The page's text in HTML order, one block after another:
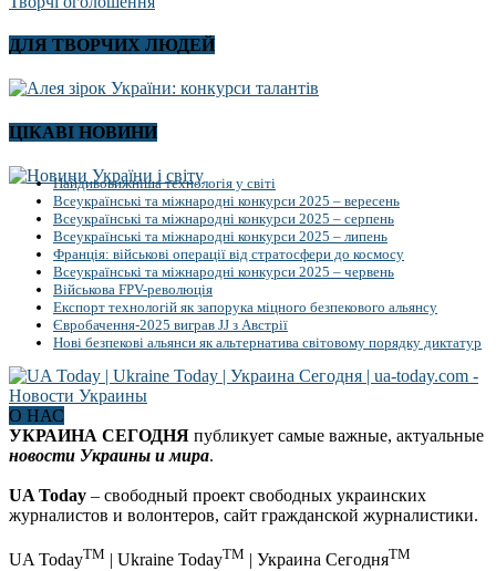
ДЛЯ ТВОРЧИХ ЛЮДЕЙ
ЦІКАВІ НОВИНИ
Найдивовижніша технологія у світі
Всеукраїнські та міжнародні конкурси 2025 – вересень
Всеукраїнські та міжнародні конкурси 2025 – серпень
Всеукраїнські та міжнародні конкурси 2025 – липень
Франція: військові операції від стратосфери до космосу
Всеукраїнські та міжнародні конкурси 2025 – червень
Військова FPV-революція
Експорт технологій як запорука міцного безпекового альянсу
Євробачення-2025 виграв JJ з Австрії
Нові безпекові альянси як альтернатива світовому порядку диктатур
О НАС
УКРАИНА СЕГОДНЯ публикует самые важные, актуальные
новости Украины и мира.
UA Today – свободный проект свободных украинских
журналистов и волонтеров, сайт гражданской журналистики.
UA TodayTM | Ukraine TodayTM | Украина СегодняTM